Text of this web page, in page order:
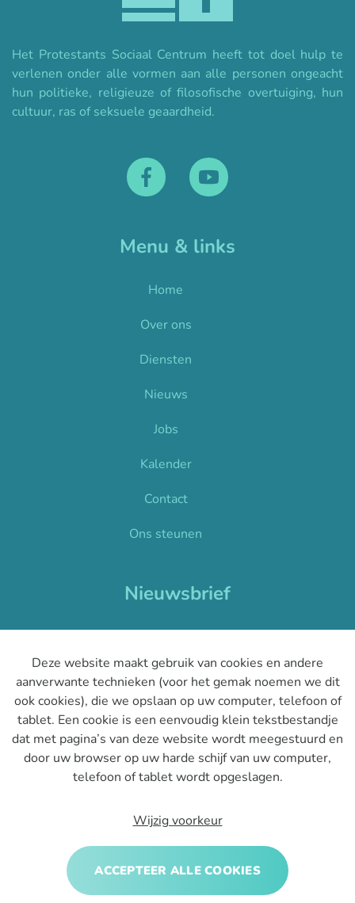
Deze website maakt gebruik van cookies en andere
aanverwante technieken (voor het gemak noemen we dit
ook cookies), die we opslaan op uw computer, telefoon of
tablet. Een cookie is een eenvoudig klein tekstbestandje
dat met pagina’s van deze website wordt meegestuurd en
door uw browser op uw harde schijf van uw computer,
telefoon of tablet wordt opgeslagen.
Wijzig voorkeur
ACCEPTEER ALLE COOKIES
Het Protestants Sociaal Centrum heeft tot doel hulp te
verlenen onder alle vormen aan alle personen ongeacht
hun politieke, religieuze of filosofische overtuiging, hun
cultuur, ras of seksuele geaardheid.
Home
Over ons
Diensten
Nieuws
Jobs
Kalender
Contact
Ons steunen
Menu & links
Nieuwsbrief
INSCHRIJVEN
hoogte van het laatste nieuws binnen CSP.
Privacy policy Disclaimer